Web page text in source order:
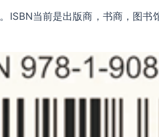
。ISBN当前是出版商，书商，图